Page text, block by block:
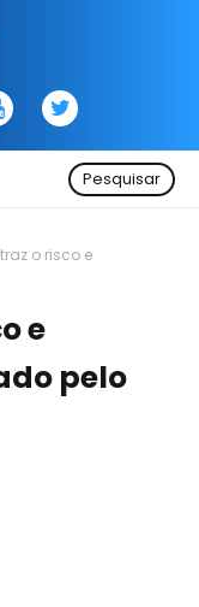
Pesquisar
o risco e
e
pelo